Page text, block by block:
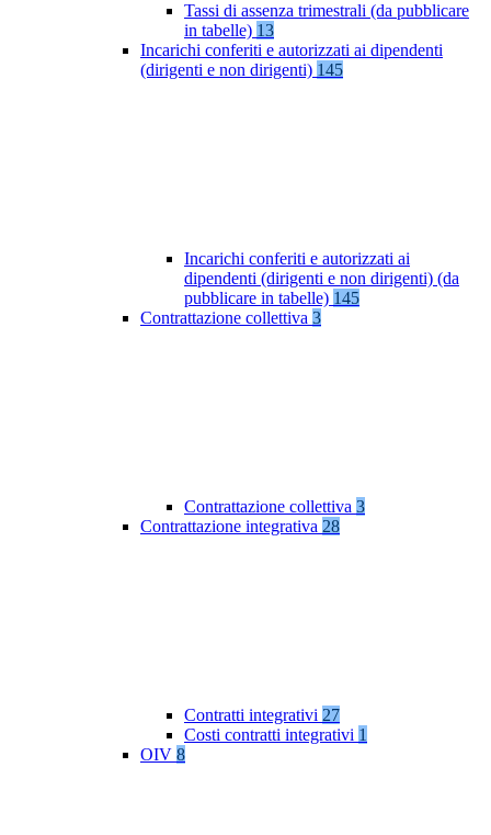
Tassi di assenza trimestrali (da pubblicare
in tabelle) 13
Incarichi conferiti e autorizzati ai dipendenti
(dirigenti e non dirigenti) 145
Incarichi conferiti e autorizzati ai
dipendenti (dirigenti e non dirigenti) (da
pubblicare in tabelle) 145
Contrattazione collettiva 3
Contrattazione collettiva 3
Contrattazione integrativa 28
Contratti integrativi 27
Costi contratti integrativi 1
OIV 8